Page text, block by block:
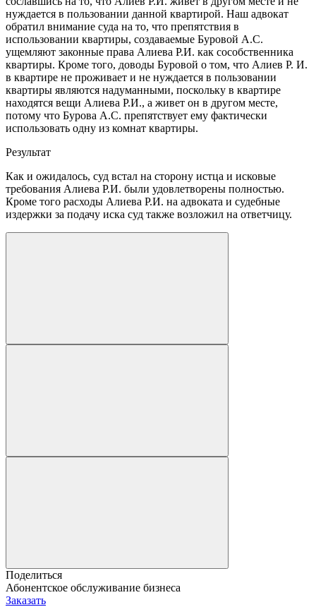
нуждается в пользовании данной квартирой. Наш адвокат
обратил внимание суда на то, что препятствия в
использовании квартиры, создаваемые Буровой А.С.
ущемляют законные права Алиева Р.И. как сособственника
квартиры. Кроме того, доводы Буровой о том, что Алиев Р. И.
в квартире не проживает и не нуждается в пользовании
квартиры являются надуманными, поскольку в квартире
находятся вещи Алиева Р.И., а живет он в другом месте,
потому что Бурова А.С. препятствует ему фактически
использовать одну из комнат квартиры.
Результат
Как и ожидалось, суд встал на сторону истца и исковые
требования Алиева Р.И. были удовлетворены полностью.
Кроме того расходы Алиева Р.И. на адвоката и судебные
издержки за подачу иска суд также возложил на ответчицу.
Поделиться
Абонентское обслуживание бизнеса
Заказать